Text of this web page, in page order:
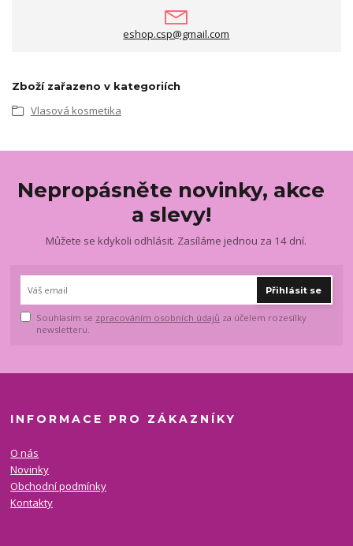
eshop.csp@gmail.com
Zboží zařazeno v kategoriích
Vlasová kosmetika
Nepropásněte novinky, akce
a slevy!
Můžete se kdykoli odhlásit. Zasíláme jednou za 14 dní.
Přihlásit se
Souhlasím se zpracováním osobních údajů za účelem rozesílky
newsletteru.
INFORMACE PRO ZÁKAZNÍKY
O nás
Novinky
Obchodní podmínky
Kontakty